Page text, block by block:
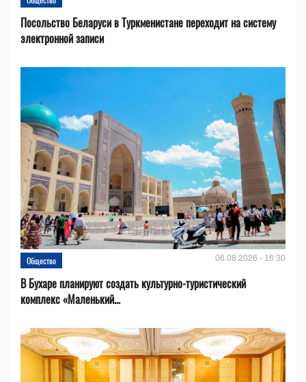
Посольство Беларуси в Туркменистане переходит на систему
электронной записи
Общество 06.08.2026 - 16:30
В Бухаре планируют создать культурно-туристический
комплекс «Маленький...